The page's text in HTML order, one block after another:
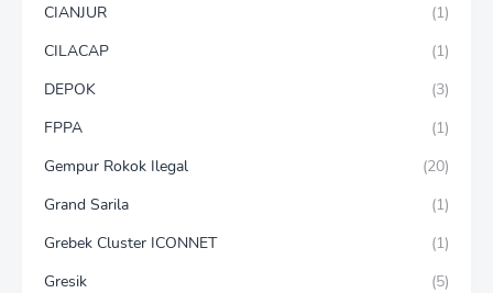
CIANJUR
(1)
CILACAP
(1)
DEPOK
(3)
FPPA
(1)
Gempur Rokok Ilegal
(20)
Grand Sarila
(1)
Grebek Cluster ICONNET
(1)
Gresik
(5)